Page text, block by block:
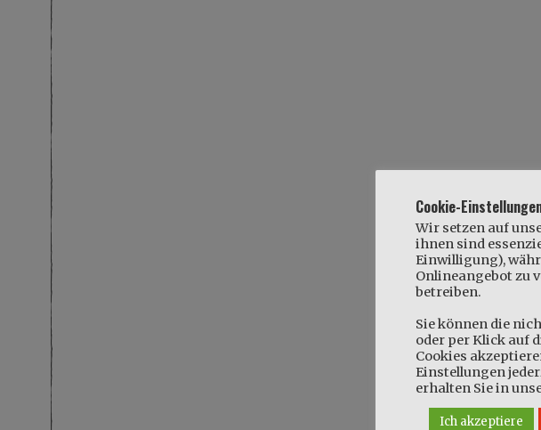
Cookie-
Wir setzen auf
ihnen sind
Einwilligung),
Onlineangebot zu
betreiben.
Sie können die
oder per Klick auf
Cookies
Einstellungen
erhalten Sie in
Ich akzeptiere